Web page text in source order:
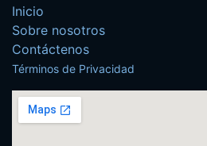
Inicio
Sobre nosotros
Contáctenos
Términos de Privacidad